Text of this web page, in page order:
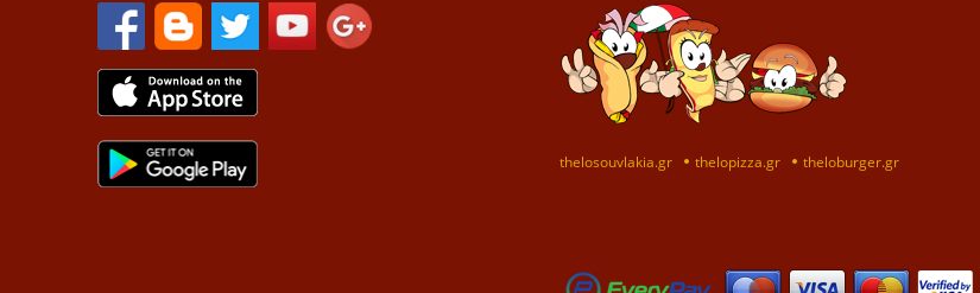
thelosouvlakia.gr thelopizza.gr theloburger.gr